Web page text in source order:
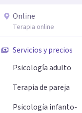
Online
Terapia online
Servicios y precios
Psicología adulto
Terapia de pareja
Psicología infanto-